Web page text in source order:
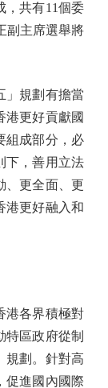
共有11個委
副主席選舉將
規劃有擔當
港更好貢獻國
組成部分，必
下，善用立法
、更全面、更
港更好融入和
各界積極對
特區政府從制
規劃。針對高
促進國內國際